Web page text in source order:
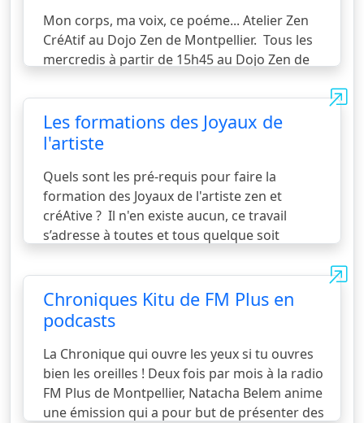
Mon corps, ma voix, ce poéme... Atelier Zen
CréAtif au Dojo Zen de Montpellier. Tous les
mercredis à partir de 15h45 au Dojo Zen de
Tramway Plan Cabane prévoir 5 minutes de
marche . Tarifs à la carte , 10 ateliers de 1
heure et 15 minutes : 300 euros / Adhésion 12
la-compagnie-ribosome/ Premier atelier
offert avec une adhésion à la compagnie
Ribosome. A quoi sert le travail du Gi Gung
dans l'approche cvoir la suite...
Les formations des Joyaux de
l'artiste
Quels sont les pré-requis pour faire la
formation des Joyaux de l'artiste zen et
créAtive ? Il n'en existe aucun, ce travail
s’adresse à toutes et tous quelque soit
artiste professionnel ou pas. Elle est donc
pour tout public quel qu’en soit le niveau et
l'âge. Cette méthodologie est basée sur la
douceur, le bonheur de ressentir et sur la
bonne volonté de chacun et de chacune . La
confiance réciproque entre le formateur et
les apprenants permet d’acquér voir la suite...
Chroniques Kitu de FM Plus en
podcasts
La Chronique qui ouvre les yeux si tu ouvres
bien les oreilles ! Deux fois par mois à la radio
FM Plus de Montpellier, Natacha Belem anime
une émission qui a pour but de présenter des